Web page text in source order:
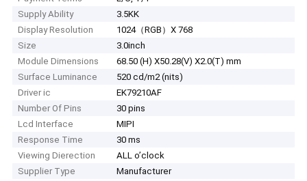
Supply Ability
3.5KK
Display Resolution
1024（RGB）X 768
Size
3.0inch
Module Dimensions
68.50 (H) X50.28(V) X2.0(T) mm
Surface Luminance
520 cd/m2 (nits)
Driver ic
EK79210AF
Number Of Pins
30 pins
Lcd Interface
MIPI
Response Time
30 ms
Viewing Dierection
ALL o’clock
Supplier Type
Manufacturer